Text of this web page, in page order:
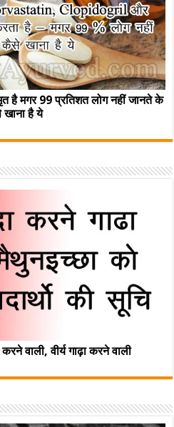
मगर 99 प्रतिशत लोग नहीं जानते के
है ये
वाली, वीर्य गाढ़ा करने वाली